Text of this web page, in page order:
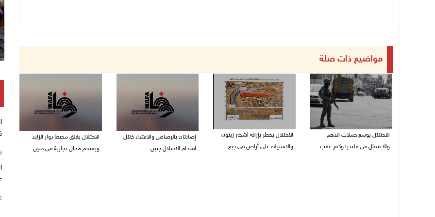
مواضيع ذات صلة
الاحتلال يوسع حملات الدهم
والاعتقال في قلنديا وكفر عقب
الاحتلال يخطر بإزالة أشجار زيتون
والاستيلاء على أراض في جبع
إصابتان بالرصاص والاعتداء خلال
اقتحام الاحتلال جنين
الاحتلال يغلق محيط دوار الزايد
ويقتحم محال تجارية في جنين